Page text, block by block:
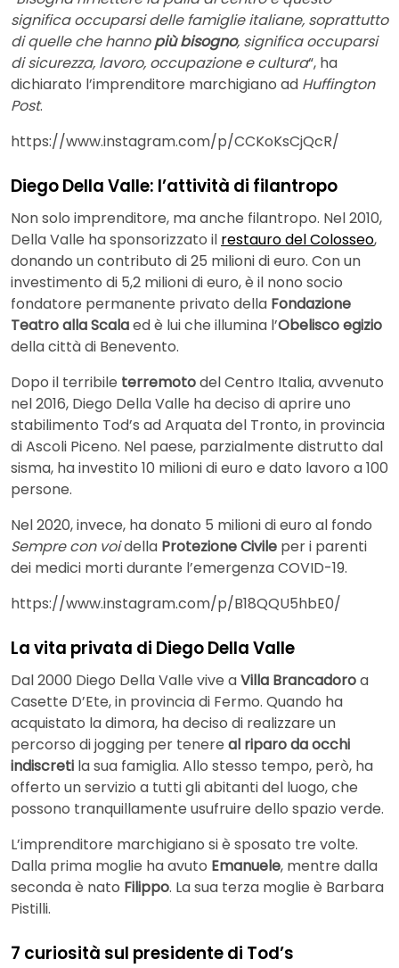
significa occuparsi delle famiglie italiane, soprattutto
di quelle che hannopiù bisogno, significa occuparsi
di sicurezza, lavoro, occupazione e cultura“, ha
dichiarato l’imprenditore marchigiano ad Huffington
Post.
https://www.instagram.com/p/CCKoKsCjQcR/
Diego Della Valle: l’attività di filantropo
Non solo imprenditore, ma anche filantropo. Nel 2010,
Della Valle ha sponsorizzato il restauro del Colosseo,
donando un contributo di 25 milioni di euro. Con un
investimento di 5,2 milioni di euro, è il nono socio
fondatore permanente privato della Fondazione
Teatro alla Scalaed è lui che illumina l’Obelisco egizio
della città di Benevento.
Dopo il terribile terremotodel Centro Italia, avvenuto
nel 2016, Diego Della Valle ha deciso di aprire uno
stabilimento Tod’s ad Arquata del Tronto, in provincia
di Ascoli Piceno. Nel paese, parzialmente distrutto dal
sisma, ha investito 10 milioni di euro e dato lavoro a 100
persone.
Nel 2020, invece, ha donato 5 milioni di euro al fondo
Sempre con voidella Protezione Civile per i parenti
dei medici morti durante l’emergenza COVID-19.
https://www.instagram.com/p/B18QQU5hbE0/
La vita privata di Diego Della Valle
Dal 2000 Diego Della Valle vive aVilla Brancadoroa
Casette D’Ete, in provincia di Fermo. Quando ha
acquistato la dimora, ha deciso di realizzare un
percorso di jogging per tenere al riparo da occhi
indiscreti la sua famiglia. Allo stesso tempo, però, ha
offerto un servizio a tutti gli abitanti del luogo, che
possono tranquillamente usufruire dello spazio verde.
L’imprenditore marchigiano si è sposato tre volte.
Dalla prima moglie ha avuto Emanuele, mentre dalla
seconda è nato Filippo. La sua terza moglie è Barbara
Pistilli.
7 curiosità sul presidente di Tod’s